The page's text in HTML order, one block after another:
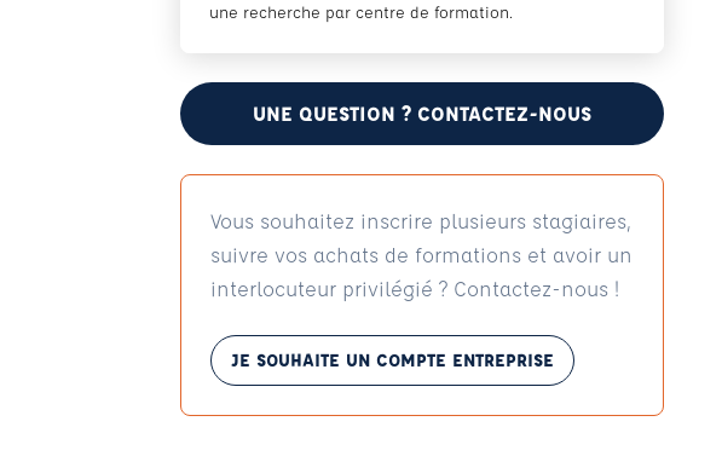
une recherche par centre de formation.
UNE QUESTION ? CONTACTEZ-NOUS
Vous souhaitez inscrire plusieurs stagiaires,
suivre vos achats de formations et avoir un
interlocuteur privilégié ? Contactez-nous !
JE SOUHAITE UN COMPTE ENTREPRISE